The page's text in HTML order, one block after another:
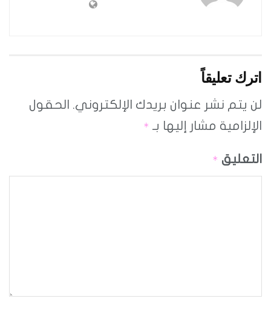
اترك تعليقاً
لن يتم نشر عنوان بريدك الإلكتروني. الحقول
الإلزامية مشار إليها بـ *
التعليق *